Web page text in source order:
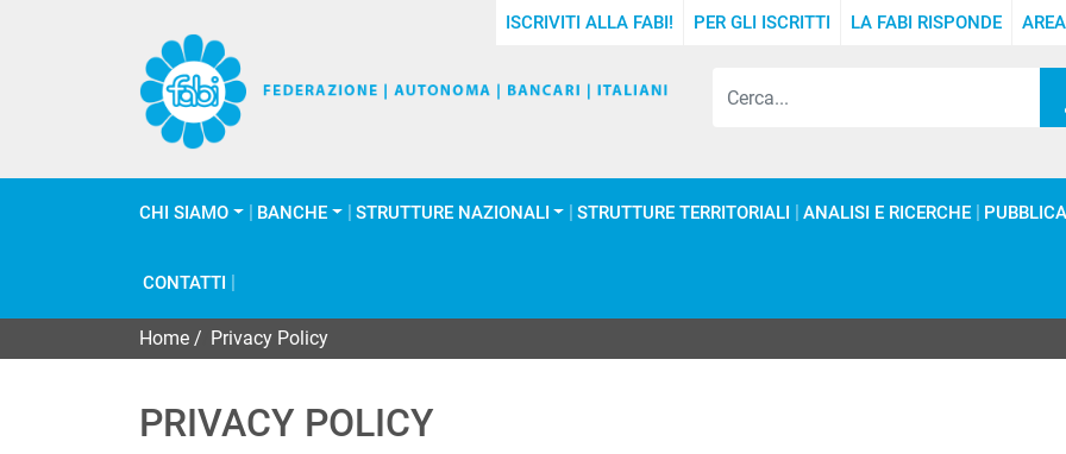
ISCRIVITI ALLA FABI! PER GLI ISCRITTI LA FABI RISPONDE
CHI SIAMO BANCHE STRUTTURE NAZIONALI STRUTTURE TERRITORIALI ANALISI E RICERCHE
CONTATTI
Home Privacy Policy
PRIVACY POLICY